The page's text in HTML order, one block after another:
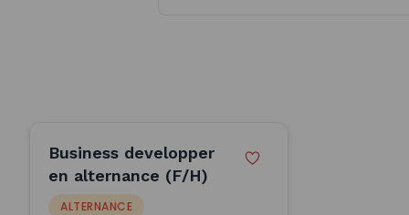
Business developper
en alternance (F/H)
ALTERNANCE